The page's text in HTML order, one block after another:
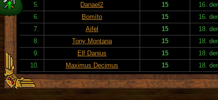
5.
Danael2 15
16.
6.
Bomíto 15
16.
7.
Aifel 15
18.
8.
Tony Montana 15
18.
9.
Elf Danius 15
18.
10.
Maximus Decimus 15 18.